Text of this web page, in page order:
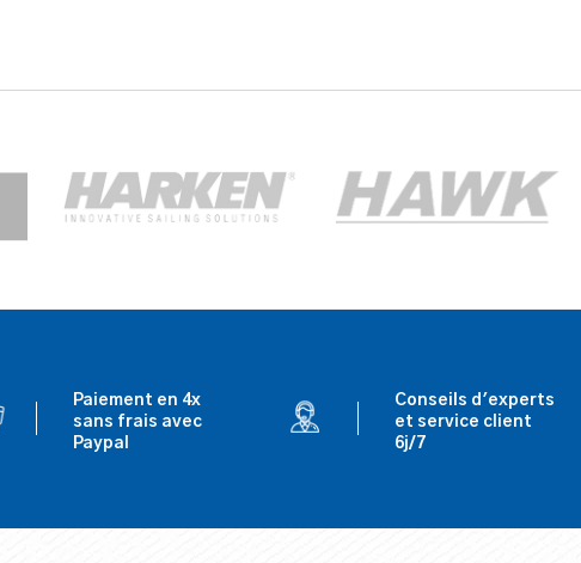
Paiement en 4x
sans frais avec
Paypal
Conseils d'experts
et service client
6j/7